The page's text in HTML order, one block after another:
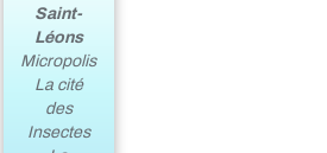
Saint-
Léons
Micropolis
La cité
des
Insectes